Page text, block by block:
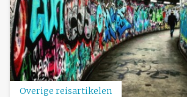
Overige reisartikelen